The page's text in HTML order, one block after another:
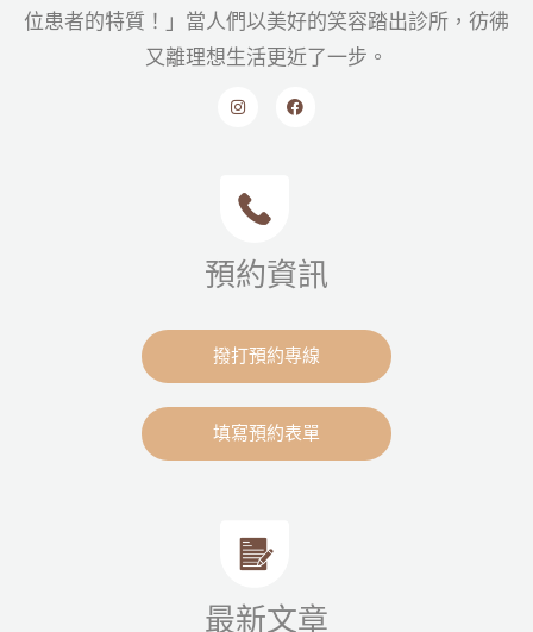
位患者的特質！」當人們以美好的笑容踏出診所，彷彿
又離理想生活更近了一步。
預約資訊
撥打預約專線
填寫預約表單
最新文章